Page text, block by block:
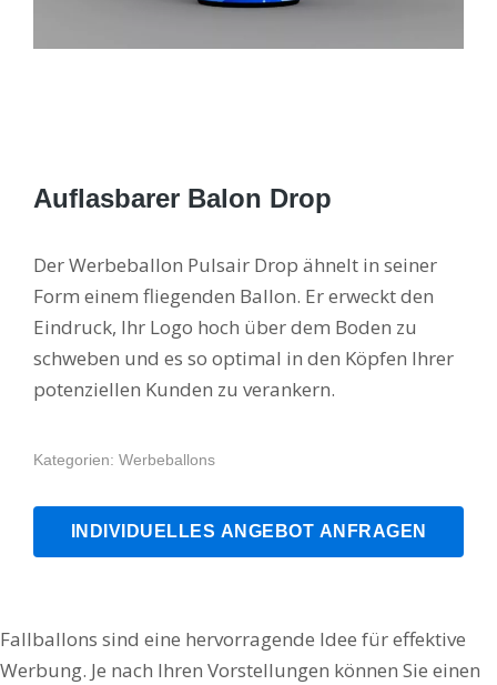
Auflasbarer Balon Drop
Der Werbeballon Pulsair Drop ähnelt in seiner
Form einem fliegenden Ballon. Er erweckt den
Eindruck, Ihr Logo hoch über dem Boden zu
schweben und es so optimal in den Köpfen Ihrer
potenziellen Kunden zu verankern.
Kategorien: Werbeballons
INDIVIDUELLES ANGEBOT ANFRAGEN
Fallballons sind eine hervorragende Idee für effektive
Werbung. Je nach Ihren Vorstellungen können Sie einen